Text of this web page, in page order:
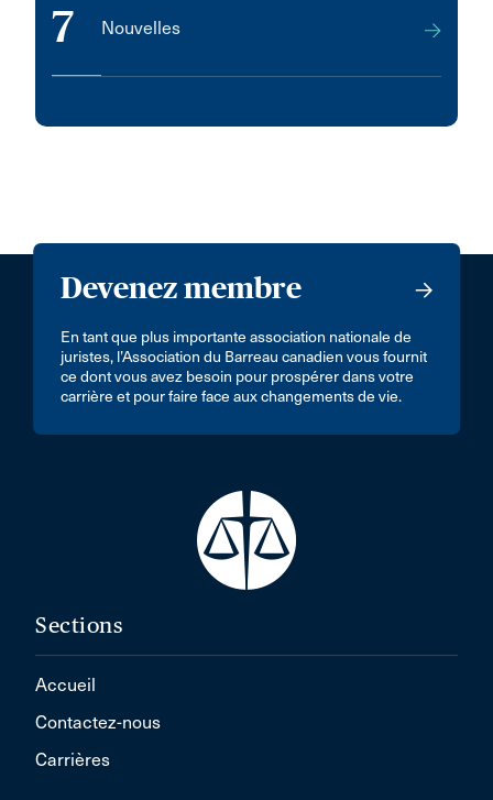
7 Nouvelles
Devenez membre
En tant que plus importante association nationale de
juristes, l’Association du Barreau canadien vous fournit
ce dont vous avez besoin pour prospérer dans votre
carrière et pour faire face aux changements de vie.
Sections
Accueil
Contactez-nous
Carrières